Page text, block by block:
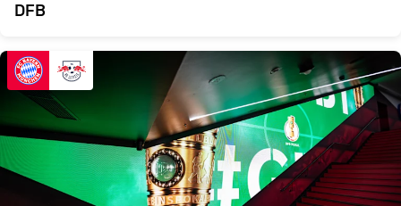
DFB